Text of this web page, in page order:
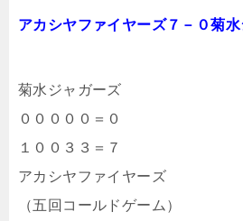
アカシヤファイヤーズ７－０菊
菊水ジャガーズ
０００００＝０
１００３３＝７
アカシヤファイヤーズ
（五回コールドゲーム）